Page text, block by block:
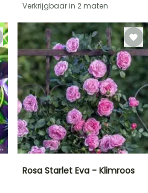
Verkrijgbaar in 2 maten
Rosa Starlet Eva - Klimroos